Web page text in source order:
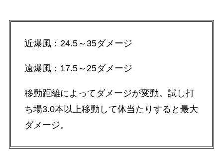
近爆風：24.5～35ダメージ
遠爆風：17.5～25ダメージ
移動距離によってダメージが変動。試し打
ち場3.0本以上移動して体当たりすると最大
ダメージ。